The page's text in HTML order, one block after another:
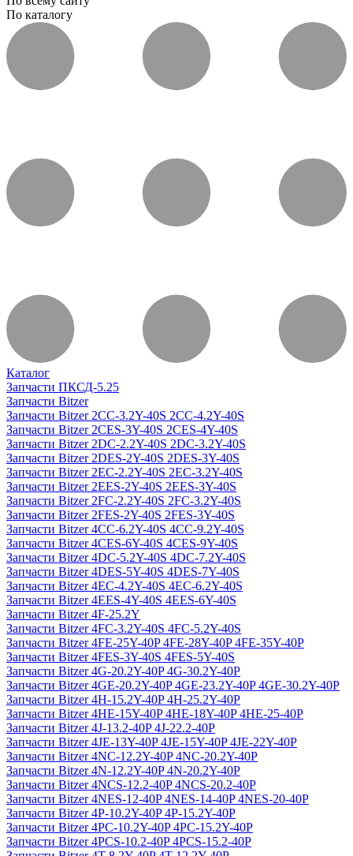
По каталогу
Каталог
Запчасти ПКСД-5.25
Запчасти Bitzer
Запчасти Bitzer 2CC-3.2Y-40S 2CC-4.2Y-40S
Запчасти Bitzer 2CES-3Y-40S 2CES-4Y-40S
Запчасти Bitzer 2DC-2.2Y-40S 2DC-3.2Y-40S
Запчасти Bitzer 2DES-2Y-40S 2DES-3Y-40S
Запчасти Bitzer 2EC-2.2Y-40S 2EC-3.2Y-40S
Запчасти Bitzer 2EES-2Y-40S 2EES-3Y-40S
Запчасти Bitzer 2FC-2.2Y-40S 2FC-3.2Y-40S
Запчасти Bitzer 2FES-2Y-40S 2FES-3Y-40S
Запчасти Bitzer 4CC-6.2Y-40S 4CC-9.2Y-40S
Запчасти Bitzer 4CES-6Y-40S 4CES-9Y-40S
Запчасти Bitzer 4DC-5.2Y-40S 4DC-7.2Y-40S
Запчасти Bitzer 4DES-5Y-40S 4DES-7Y-40S
Запчасти Bitzer 4EC-4.2Y-40S 4EC-6.2Y-40S
Запчасти Bitzer 4EES-4Y-40S 4EES-6Y-40S
Запчасти Bitzer 4F-25.2Y
Запчасти Bitzer 4FC-3.2Y-40S 4FC-5.2Y-40S
Запчасти Bitzer 4FE-25Y-40P 4FE-28Y-40P 4FE-35Y-40P
Запчасти Bitzer 4FES-3Y-40S 4FES-5Y-40S
Запчасти Bitzer 4G-20.2Y-40P 4G-30.2Y-40P
Запчасти Bitzer 4GE-20.2Y-40P 4GE-23.2Y-40P 4GE-30.2Y-40P
Запчасти Bitzer 4H-15.2Y-40P 4H-25.2Y-40P
Запчасти Bitzer 4HE-15Y-40P 4HE-18Y-40P 4HE-25-40P
Запчасти Bitzer 4J‐13.2-40P 4J‐22.2-40P
Запчасти Bitzer 4JE-13Y-40P 4JE-15Y-40P 4JE-22Y-40P
Запчасти Bitzer 4NC-12.2Y-40P 4NC-20.2Y-40P
Запчасти Bitzer 4N-12.2Y-40P 4N-20.2Y-40P
Запчасти Bitzer 4NCS-12.2-40P 4NCS-20.2-40P
Запчасти Bitzer 4NES-12-40P 4NES-14-40P 4NES-20-40P
Запчасти Bitzer 4P-10.2Y-40P 4P-15.2Y-40P
Запчасти Bitzer 4PC-10.2Y-40P 4PC-15.2Y-40P
Запчасти Bitzer 4PCS-10.2-40P 4PCS-15.2-40P